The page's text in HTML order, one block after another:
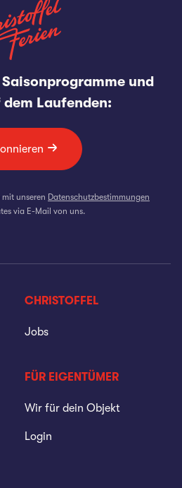
und
dem Laufenden:
unseren Datenschutzbestimmungen
via E-Mail von uns.
CHRISTOFFEL
Jobs
FÜR EIGENTÜMER
Wir für dein Objekt
Login